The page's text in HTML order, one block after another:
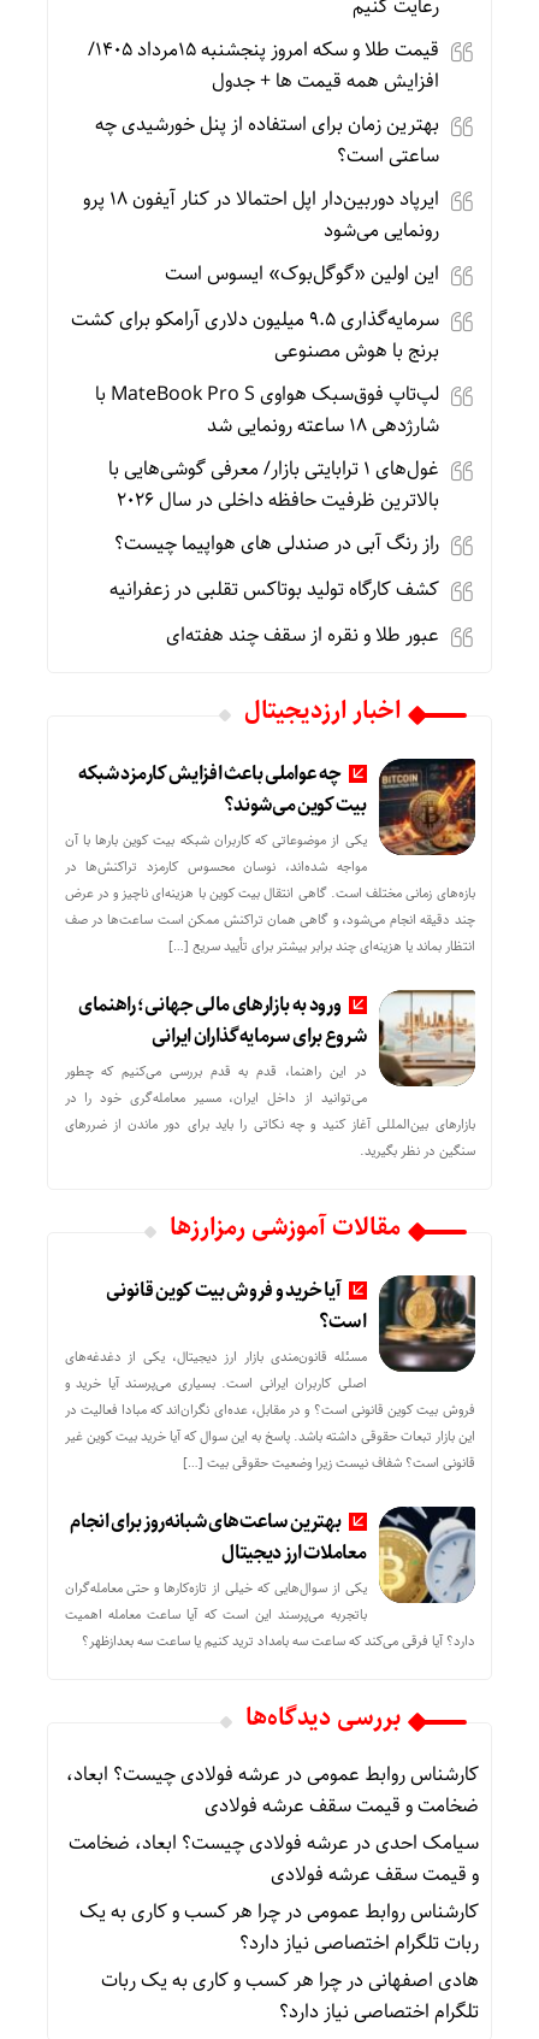
رعایت کنیم
قیمت طلا و سکه امروز پنجشنبه 15مرداد 1405/
افزایش همه قیمت ها + جدول
بهترین زمان برای استفاده از پنل خورشیدی چه
ساعتی است؟
ایرپاد دوربین‌دار اپل احتمالا در کنار آیفون ۱۸ پرو
رونمایی می‌شود
این اولین «گوگل‌بوک» ایسوس است
سرمایه‌گذاری ۹.۵ میلیون دلاری آرامکو برای کشت
برنج با هوش مصنوعی
لپ‌تاپ فوق‌سبک هواوی MateBook Pro S با
شارژدهی ۱۸ ساعته رونمایی شد
غول‌های ۱ ترابایتی بازار/ معرفی گوشی‌هایی با
بالاترین ظرفیت حافظه داخلی در سال ۲۰۲۶
راز رنگ آبی در صندلی های هواپیما چیست؟
کشف کارگاه تولید بوتاکس تقلبی در زعفرانیه
عبور طلا و نقره از سقف چند هفته‌ای
اخبار ارزدیجیتال
چه عواملی باعث افزایش کارمزد شبکه
بیت کوین می‌شوند؟
یکی از موضوعاتی که کاربران شبکه بیت کوین بارها با آن
مواجه شده‌اند، نوسان محسوس کارمزد تراکنش‌ها در
بازه‌های زمانی مختلف است. گاهی انتقال بیت کوین با هزینه‌ای ناچیز و در عرض
چند دقیقه انجام می‌شود، و گاهی همان تراکنش ممکن است ساعت‌ها در صف
انتظار بماند یا هزینه‌ای چند برابر بیشتر برای تأیید سریع […]
ورود به بازارهای مالی جهانی؛ راهنمای
شروع برای سرمایه‌گذاران ایرانی
در این راهنما، قدم به قدم بررسی می‌کنیم که چطور
می‌توانید از داخل ایران، مسیر معامله‌گری خود را در
بازارهای بین‌المللی آغاز کنید و چه نکاتی را باید برای دور ماندن از ضررهای
سنگین در نظر بگیرید.
مقالات آموزشی رمزارزها
آیا خرید و فروش بیت کوین قانونی
است؟
مسئله قانون‌مندی بازار ارز دیجیتال، یکی از دغدغه‌های
اصلی کاربران ایرانی است. بسیاری می‌پرسند آیا خرید و
فروش بیت کوین قانونی است؟ و در مقابل، عده‌ای نگران‌اند که مبادا فعالیت در
این بازار تبعات حقوقی داشته باشد. پاسخ به این سوال که آیا خرید بیت کوین غیر
قانونی است؟ شفاف نیست زیرا وضعیت حقوقی بیت‌ […]
بهترین ساعت‌های شبانه‌روز برای انجام
معاملات ارز دیجیتال
یکی از سوال‌هایی که خیلی از تازه‌کارها و حتی معامله‌گران
باتجربه می‌پرسند این است که آیا ساعت معامله اهمیت
دارد؟ آیا فرقی می‌کند که ساعت سه بامداد ترید کنیم یا ساعت سه بعدازظهر؟
بررسی دیدگاه‌ها
کارشناس روابط عمومیدرعرشه فولادی چیست؟ ابعاد،
ضخامت و قیمت سقف عرشه فولادی
سیامک احدیدرعرشه فولادی چیست؟ ابعاد، ضخامت
و قیمت سقف عرشه فولادی
کارشناس روابط عمومیدرچرا هر کسب‌ و کاری به یک
ربات تلگرام اختصاصی نیاز دارد؟
هادی اصفهانیدرچرا هر کسب‌ و کاری به یک ربات
تلگرام اختصاصی نیاز دارد؟